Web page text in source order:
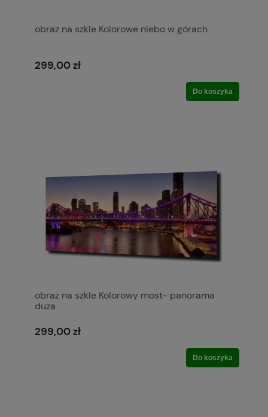
obraz na szkle Kolorowe niebo w górach
299,00 zł
Do koszyka
obraz na szkle Kolorowy most- panorama
duza
299,00 zł
Do koszyka